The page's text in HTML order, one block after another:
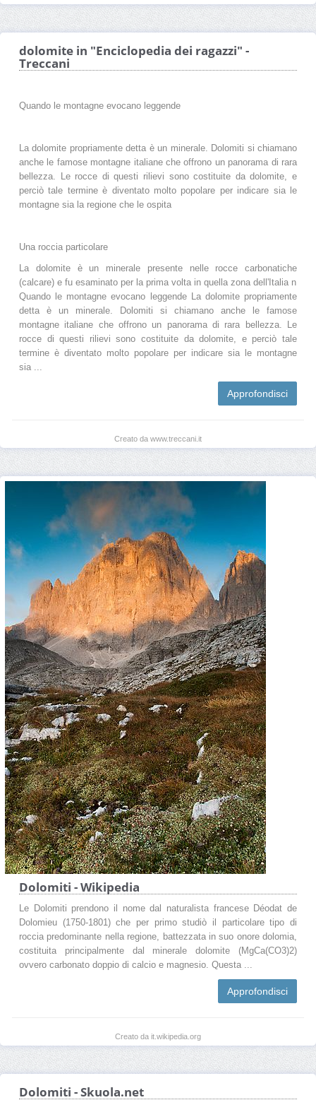
dolomite in "Enciclopedia dei ragazzi" -
Treccani
Quando le montagne evocano leggende
La dolomite propriamente detta è un minerale. Dolomiti si chiamano
anche le famose montagne italiane che offrono un panorama di rara
bellezza. Le rocce di questi rilievi sono costituite da dolomite, e
perciò tale termine è diventato molto popolare per indicare sia le
montagne sia la regione che le ospita
Una roccia particolare
La dolomite è un minerale presente nelle rocce carbonatiche
(calcare) e fu esaminato per la prima volta in quella zona dell'Italia n
Quando le montagne evocano leggende La dolomite propriamente
detta è un minerale. Dolomiti si chiamano anche le famose
montagne italiane che offrono un panorama di rara bellezza. Le
rocce di questi rilievi sono costituite da dolomite, e perciò tale
termine è diventato molto popolare per indicare sia le montagne
sia ...
Approfondisci
Creato da www.treccani.it
Dolomiti - Wikipedia
Le Dolomiti prendono il nome dal naturalista francese Déodat de
Dolomieu (1750-1801) che per primo studiò il particolare tipo di
roccia predominante nella regione, battezzata in suo onore dolomia,
costituita principalmente dal minerale dolomite (MgCa(CO3)2)
ovvero carbonato doppio di calcio e magnesio. Questa ...
Approfondisci
Creato da it.wikipedia.org
Dolomiti - Skuola.net